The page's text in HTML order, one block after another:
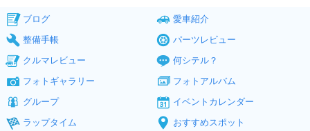
ブログ
愛車紹介
整備手帳
パーツレビュー
クルマレビュー
何シテル？
フォトギャラリー
フォトアルバム
グループ
イベントカレンダー
ラップタイム
おすすめスポット